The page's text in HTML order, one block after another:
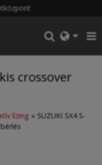
kis crossover
lízing » SUZUKI SX4 S-